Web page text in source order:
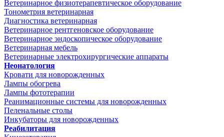
Ветеринарное физиотерапевтическое оборудование
Тонометрия ветеринарная
Диагностика ветеринарная
Ветеринарное рентгеновское оборудование
Ветеринарное эндоскопическое оборудование
Ветеринарная мебель
Ветеринарные электрохирургические аппараты
Неонатология
Кровати для новорожденных
Лампы обогрева
Лампы фототерапии
Реанимационные системы для новорожденных
Пеленальные столы
Инкубаторы для новорожденных
Реабилитация